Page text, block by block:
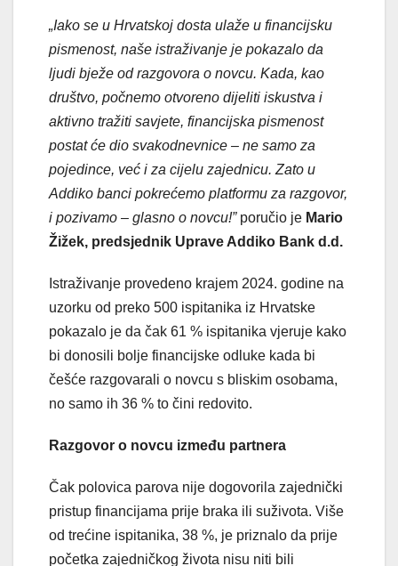
„Iako se u Hrvatskoj dosta ulaže u financijsku
pismenost, naše istraživanje je pokazalo da
ljudi bježe od razgovora o novcu. Kada, kao
društvo, počnemo otvoreno dijeliti iskustva i
aktivno tražiti savjete, financijska pismenost
postat će dio svakodnevnice – ne samo za
pojedince, već i za cijelu zajednicu. Zato u
Addiko banci pokrećemo platformu za razgovor,
i pozivamo – glasno o novcu!” poručio je Mario
Žižek, predsjednik Uprave Addiko Bank d.d.
Istraživanje provedeno krajem 2024. godine na
uzorku od preko 500 ispitanika iz Hrvatske
pokazalo je da čak 61 % ispitanika vjeruje kako
bi donosili bolje financijske odluke kada bi
češće razgovarali o novcu s bliskim osobama,
no samo ih 36 % to čini redovito.
Razgovor o novcu između partnera
Čak polovica parova nije dogovorila zajednički
pristup financijama prije braka ili suživota. Više
od trećine ispitanika, 38 %, je priznalo da prije
početka zajedničkog života nisu niti bili